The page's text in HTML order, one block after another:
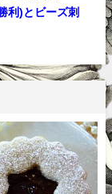
利)とビーズ刺